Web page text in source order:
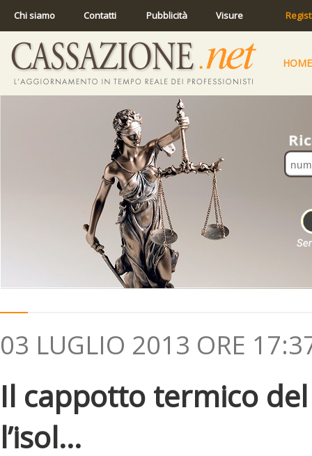
Chi siamo Contatti Pubblicità Visure
HOME
03 LUGLIO 2013 ORE
Il cappotto termico del
l’isol...